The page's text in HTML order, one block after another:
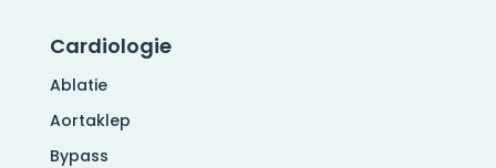
Cardiologie
Ablatie
Aortaklep
Bypass